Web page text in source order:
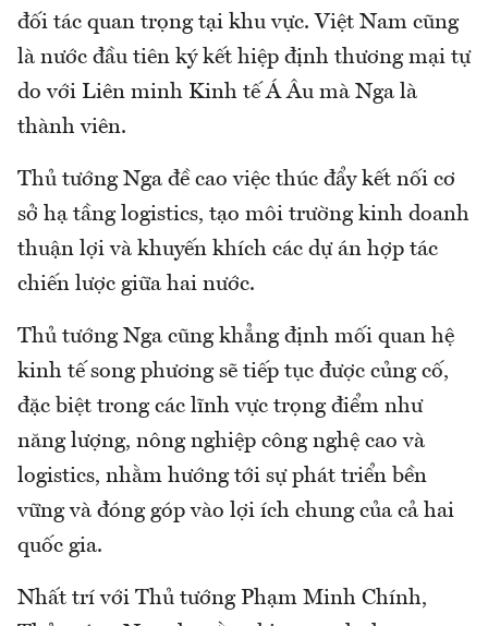
đối tác quan trọng tại khu vực. Việt Nam cũng
là nước đầu tiên ký kết hiệp định thương mại tự
do với Liên minh Kinh tế Á Âu mà Nga là
thành viên.
Thủ tướng Nga đề cao việc thúc đẩy kết nối cơ
sở hạ tầng logistics, tạo môi trường kinh doanh
thuận lợi và khuyến khích các dự án hợp tác
chiến lược giữa hai nước.
Thủ tướng Nga cũng khẳng định mối quan hệ
kinh tế song phương sẽ tiếp tục được củng cố,
đặc biệt trong các lĩnh vực trọng điểm như
năng lượng, nông nghiệp công nghệ cao và
logistics, nhằm hướng tới sự phát triển bền
vững và đóng góp vào lợi ích chung của cả hai
quốc gia.
Nhất trí với Thủ tướng Phạm Minh Chính,